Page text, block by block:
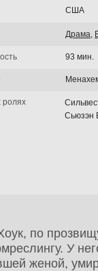
США
Драма,
93 мин.
ролях
Сьюзэн
по
У
женой,